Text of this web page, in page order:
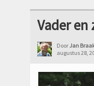
Vader
DoorJan
augustus 28,